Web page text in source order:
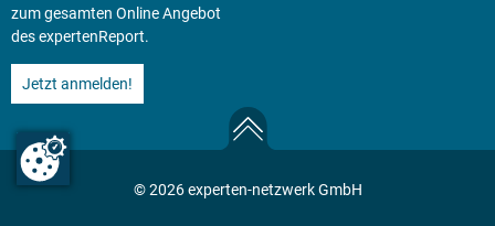
zum gesamten Online Angebot
des expertenReport.
Jetzt anmelden!
© 2026 experten-netzwerk GmbH